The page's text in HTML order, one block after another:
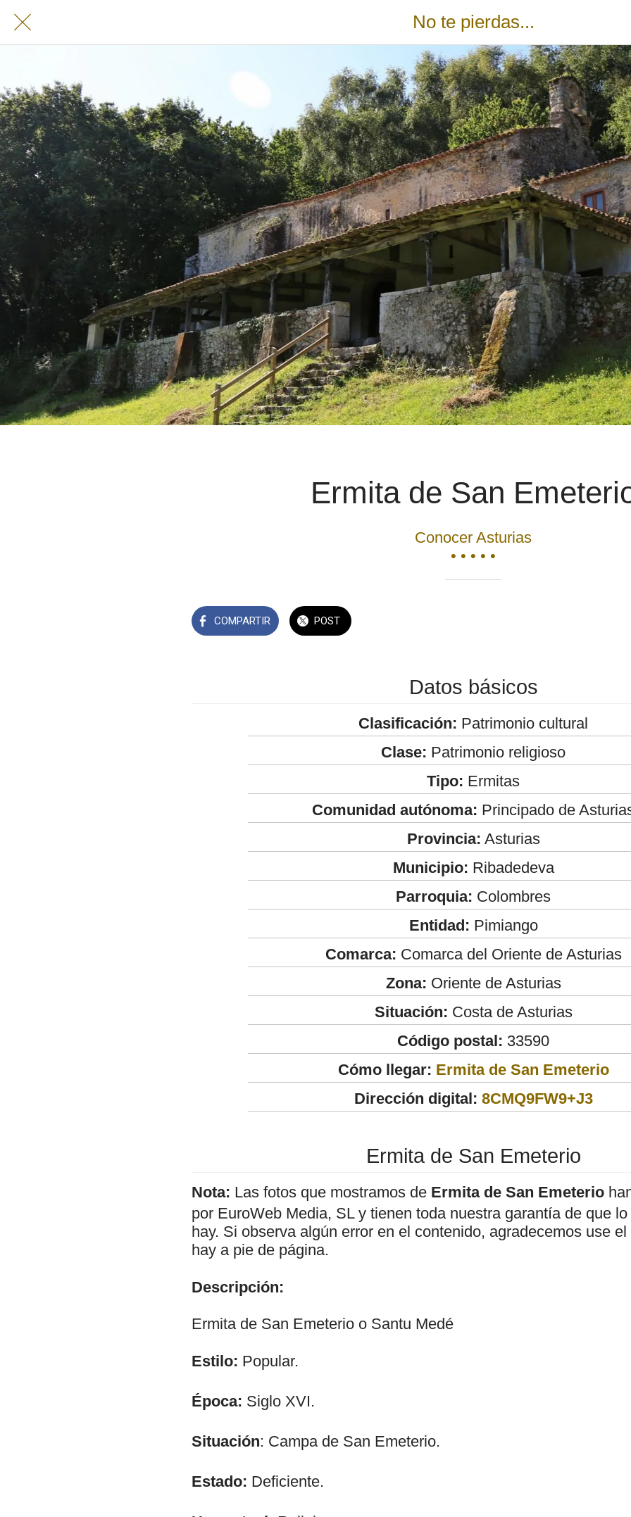
No te pierdas...
Ermita de San
Conocer Asturias
• • • • •
COMPARTIR POST
Datos básicos
Clasificación: Patrimonio cultural
Clase: Patrimonio religioso
Tipo: Ermitas
Comunidad autónoma: Principado de
Provincia: Asturias
Municipio: Ribadedeva
Parroquia: Colombres
Entidad: Pimiango
Comarca: Comarca del Oriente de Asturias
Zona: Oriente de Asturias
Situación: Costa de Asturias
Código postal: 33590
Cómo llegar: Ermita de San Emeterio
Dirección digital: 8CMQ9FW9+J3
Ermita de San Emeterio
Nota: Las fotos que mostramos de Ermita de San Emeterio
por EuroWeb Media, SL y tienen toda nuestra garantía de que
hay. Si observa algún error en el contenido, agradecemos use
hay a pie de página.
Descripción:
Ermita de San Emeterio o Santu Medé
Estilo: Popular.
Época: Siglo XVI.
Situación: Campa de San Emeterio.
Estado: Deficiente.